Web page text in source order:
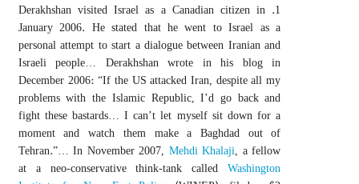
1. Derakhshan visited Israel as a Canadian citizen in
January 2006. He stated that he went to Israel as a
personal attempt to start a dialogue between Iranian and
Israeli people… Derakhshan wrote in his blog in
December 2006: “If the US attacked Iran, despite all my
problems with the Islamic Republic, I’d go back and
fight these bastards… I can’t let myself sit down for a
moment and watch them make a Baghdad out of
Tehran.”… In November 2007, Mehdi Khalaji, a fellow
at a neo-conservative think-tank calledWashington